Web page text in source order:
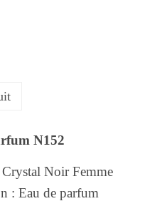
N152
Noir Femme
: Eau de parfum